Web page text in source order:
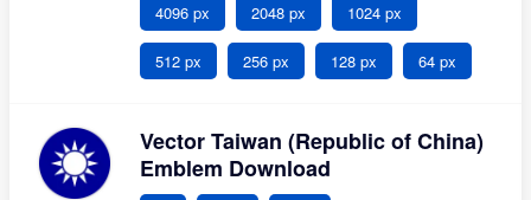
4096 px 2048 px 1024 px
512 px 256 px 128 px 64 px
Vector Taiwan (Republic of China)
Emblem Download